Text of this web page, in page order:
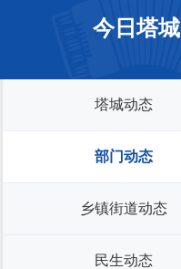
今日塔城
塔城动态
部门动态
乡镇街道动态
民生动态